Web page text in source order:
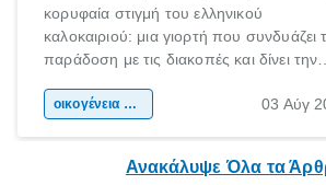
κορυφαία στιγμή του ελληνικού
καλοκαιριού: μια γιορτή που συνδυάζει
παράδοση με τις διακοπές και δίνει την
χώρας. Είτε πρόκειται για λίγες μέρες
οικογένεια & παιδί 03 Αύγ
Ανακάλυψε Όλα τα